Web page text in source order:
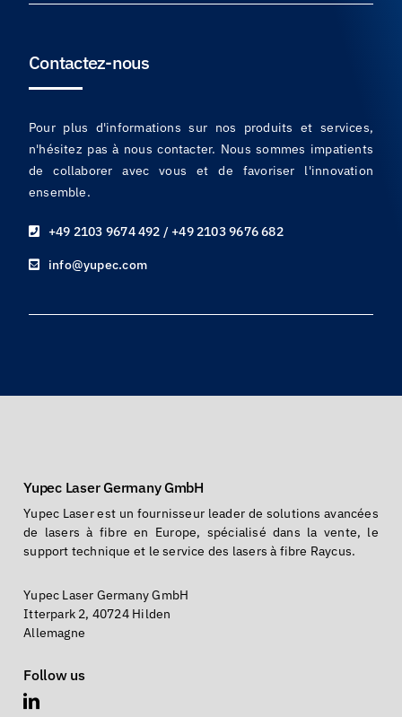
Contactez-nous
Pour plus d'informations sur nos produits et services,
n'hésitez pas à nous contacter. Nous sommes impatients
de collaborer avec vous et de favoriser l'innovation
ensemble.
+49 2103 9674 492 / +49 2103 9676 682
info@yupec.com
Yupec Laser Germany GmbH
Yupec Laser est un fournisseur leader de solutions avancées
de lasers à fibre en Europe, spécialisé dans la vente, le
support technique et le service des lasers à fibre Raycus.
Yupec Laser Germany GmbH
Itterpark 2, 40724 Hilden
Allemagne
Follow us